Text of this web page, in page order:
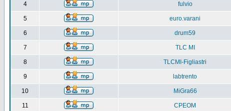
4 fulvio
5 euro.varani
6 drum59
7 TLC MI
8 TLCMI-Figliastri
9 labtrento
10 MiGra66
11 CPEOM